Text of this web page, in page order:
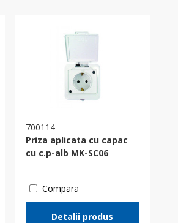
700114
Priza aplicata cu capac
cu c.p-alb MK-SC06
Compara
Detalii produs